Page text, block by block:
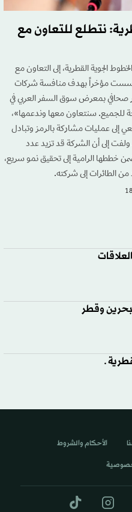
نتطلع للتعاون مع
الجوية القطرية، إلى التعاون مع
مؤخراً بهدف منافسة شركات
صحافي بمعرض سوق السفر العربي في
للجميع. سنتعاون معها وندعمها»،
إلى عمليات مشاركة بالرمز وتبادل
إلى أن الشركة قد تزيد عدد
من 170 حالياً إلى أكثر من 255، ضمن خططها الرامية إلى تحقيق نمو سريع،
من الطائرات إلى شركته.
وقطر
ـ
الأحكام والشروط